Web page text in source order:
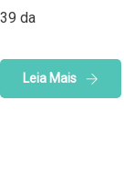
39 da
Leia Mais